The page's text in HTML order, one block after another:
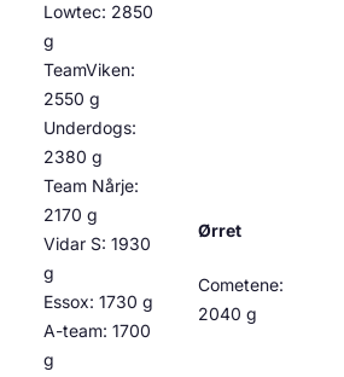
Lowtec: 2850
g
TeamViken:
2550 g
Underdogs:
2380 g
Team Nårje:
2170 g
Vidar S: 1930
g
Essox: 1730 g
A-team: 1700
g
Ørret
Cometene:
2040 g